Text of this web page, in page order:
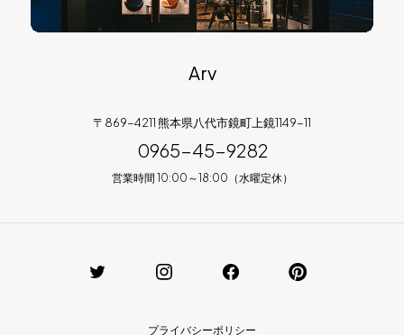
Arv
〒869-4211 熊本県八代市鏡町上鏡1149-11
0965-45-9282
営業時間 10:00～18:00（水曜定休）
プライバシーポリシー